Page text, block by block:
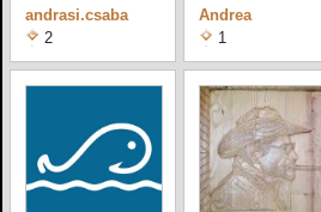
andrasi.csaba
2
Andrea
1